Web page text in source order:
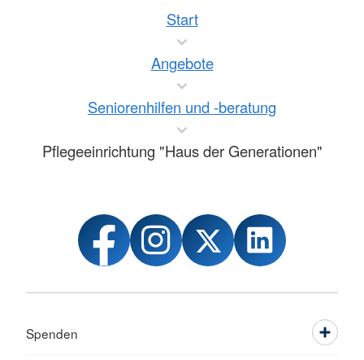
Start
Angebote
Seniorenhilfen und -beratung
Pflegeeinrichtung "Haus der Generationen"
Spenden